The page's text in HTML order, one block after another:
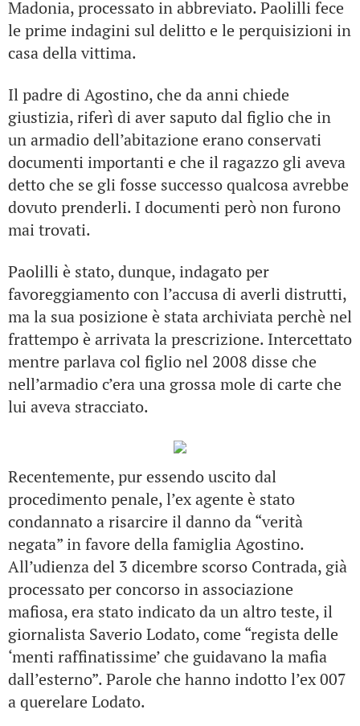
Madonia, processato in abbreviato. Paolilli fece
le prime indagini sul delitto e le perquisizioni in
casa della vittima.
Il padre di Agostino, che da anni chiede
giustizia, riferì di aver saputo dal figlio che in
un armadio dell’abitazione erano conservati
documenti importanti e che il ragazzo gli aveva
detto che se gli fosse successo qualcosa avrebbe
dovuto prenderli. I documenti però non furono
mai trovati.
Paolilli è stato, dunque, indagato per
favoreggiamento con l’accusa di averli distrutti,
ma la sua posizione è stata archiviata perchè nel
frattempo è arrivata la prescrizione. Intercettato
mentre parlava col figlio nel 2008 disse che
nell’armadio c’era una grossa mole di carte che
lui aveva stracciato.
Recentemente, pur essendo uscito dal
procedimento penale, l’ex agente è stato
condannato a risarcire il danno da “verità
negata” in favore della famiglia Agostino.
All’udienza del 3 dicembre scorso Contrada, già
processato per concorso in associazione
mafiosa, era stato indicato da un altro teste, il
giornalista Saverio Lodato, come “regista delle
‘menti raffinatissime’ che guidavano la mafia
dall’esterno”. Parole che hanno indotto l’ex 007
a querelare Lodato.